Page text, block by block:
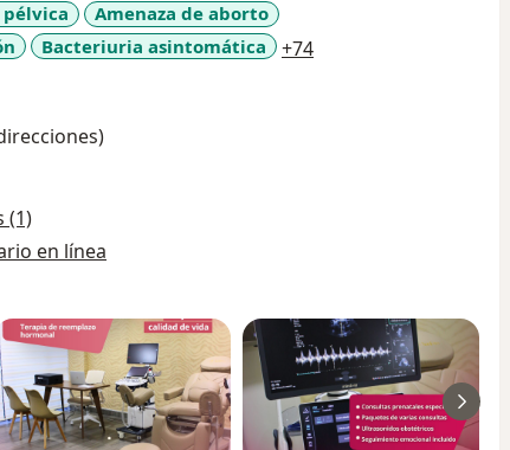
Amenaza de aborto
Bacteriuria asintomática +74a11y_sr_more_diseases
(1)
en línea